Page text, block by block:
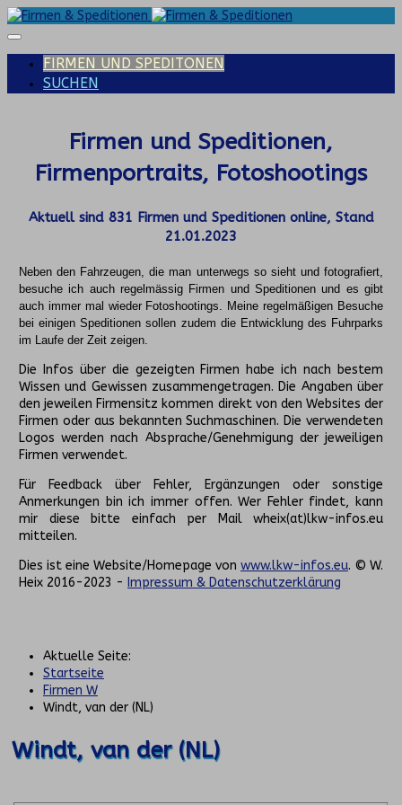
FIRMEN UND SPEDITONEN
SUCHEN
Firmen und Speditionen,
Firmenportraits, Fotoshootings
Aktuell sind 831 Firmen und Speditionen online, Stand
21.01.2023
Neben den Fahrzeugen, die man unterwegs so sieht und fotografiert,
besuche ich auch regelmässig Firmen und Speditionen und es gibt
auch immer mal wieder Fotoshootings. Meine regelmäßigen Besuche
bei einigen Speditionen sollen zudem die Entwicklung des Fuhrparks
im Laufe der Zeit zeigen.
Die Infos über die gezeigten Firmen habe ich nach bestem
Wissen und Gewissen zusammengetragen. Die Angaben über
den jeweilen Firmensitz kommen direkt von den Websites der
Firmen oder aus bekannten Suchmaschinen. Die verwendeten
Logos werden nach Absprache/Genehmigung der jeweiligen
Firmen verwendet.
Für Feedback über Fehler, Ergänzungen oder sonstige
Anmerkungen bin ich immer offen. Wer Fehler findet, kann
mir diese bitte einfach per Mail wheix(at)lkw-infos.eu
mitteilen.
Dies ist eine Website/Homepage von www.lkw-infos.eu. © W.
Heix 2016-2023 - Impressum & Datenschutzerklärung
Aktuelle Seite:
Startseite
Firmen W
Windt, van der (NL)
Windt, van der (NL)